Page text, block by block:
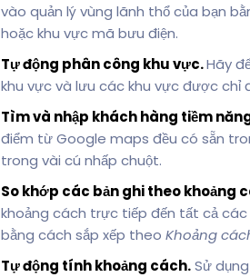
vào quản lý vùng lãnh thổ của bạn
hoặc khu vực mã bưu điện.
Tự động phân công khu vực.Hãy
khu vực và lưu các khu vực được chỉ
Tìm và nhập khách hàng tiềm
điểm từ Google maps đều có sẵn
trong vài cú nhấp chuột.
So khớp các bản ghi theo khoảng
khoảng cách trực tiếp đến tất cả
bằng cách sắp xếp theo Khoảng
Tự động tính khoảng cách.Sử dụng